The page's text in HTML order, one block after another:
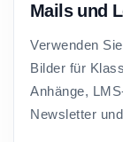
Mails und
Verwenden
Bilder für
Anhänge,
Newsletter